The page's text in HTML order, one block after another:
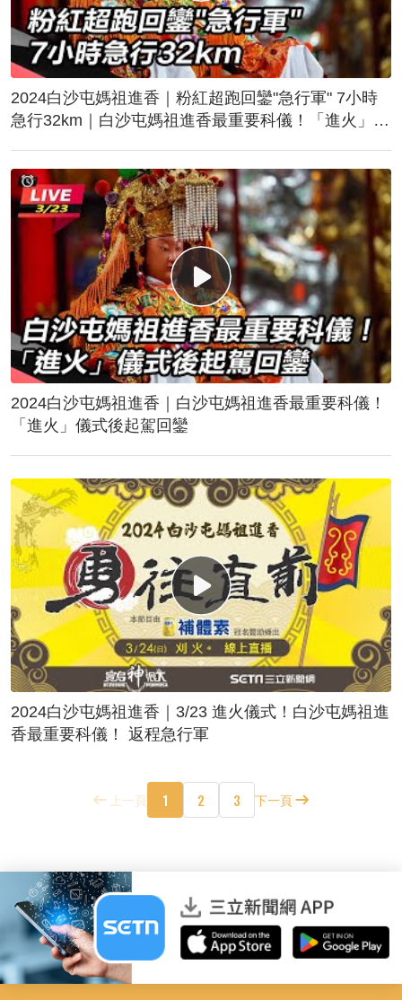
2024白沙屯媽祖進香｜粉紅超跑回鑾"急行軍" 7小時
急行32km｜白沙屯媽祖進香最重要科儀！「進火」儀
2024白沙屯媽祖進香｜白沙屯媽祖進香最重要科儀！
「進火」儀式後起駕回鑾
2024白沙屯媽祖進香｜3/23 進火儀式！白沙屯媽祖進
香最重要科儀！ 返程急行軍
上一頁 1 2 3 下一頁